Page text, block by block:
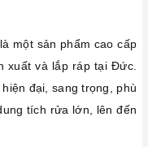
là một sản phẩm cao cấp
xuất và lắp ráp tại Đức.
đại, sang trọng, phù
tích rửa lớn, lên đến